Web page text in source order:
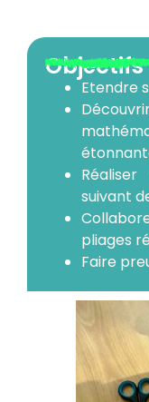
Objectifs
Etendre
suivant
pliages
Faire